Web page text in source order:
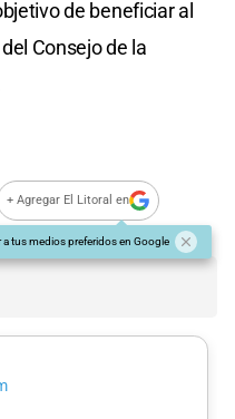
de beneficiar al
Consejo de la
+ Agregar El Litoral en
a tus medios preferidos en Google